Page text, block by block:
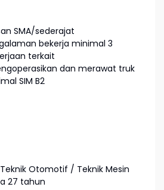
SMA/sederajat
bekerja minimal 3
terkait
dan merawat truk
SIM B2
Teknik Otomotif / Teknik Mesin
27 tahun